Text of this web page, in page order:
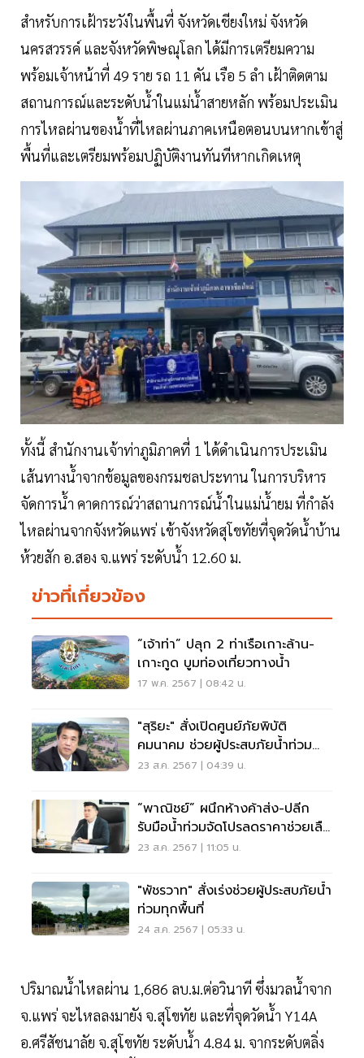
สำหรับการเฝ้าระวังในพื้นที่ จังหวัดเชียงใหม่ จังหวัด
นครสวรรค์ และจังหวัดพิษณุโลก ได้มีการเตรียมความ
พร้อมเจ้าหน้าที่ 49 ราย รถ 11 คัน เรือ 5 ลำ เฝ้าติดตาม
สถานการณ์และระดับน้ำในแม่น้ำสายหลัก พร้อมประเมิน
การไหลผ่านของน้ำที่ไหลผ่านภาคเหนือตอนบนหากเข้าสู่
พื้นที่และเตรียมพร้อมปฏิบัติงานทันทีหากเกิดเหตุ
ทั้งนี้ สำนักงานเจ้าท่าภูมิภาคที่ 1 ได้ดำเนินการประเมิน
เส้นทางน้ำจากข้อมูลของกรมชลประทาน ในการบริหาร
จัดการน้ำ คาดการณ์ว่าสถานการณ์น้ำในแม่น้ำยม ที่กำลัง
ไหลผ่านจากจังหวัดแพร่ เข้าจังหวัดสุโขทัยที่จุดวัดน้ำบ้าน
ห้วยสัก อ.สอง จ.แพร่ ระดับน้ำ 12.60 ม.
ข่าวที่เกี่ยวข้อง
“เจ้าท่า” ปลุก 2 ท่าเรือเกาะล้าน-
เกาะกูด บูมท่องเที่ยวทางน้ำ
17 พ.ค. 2567 | 08:42 น.
"สุริยะ" สั่งเปิดศูนย์ภัยพิบัติ
คมนาคม ช่วยผู้ประสบภัยน้ำท่วม
ภาคเหนือ
23 ส.ค. 2567 | 04:39 น.
“พาณิชย์” ผนึกห้างค้าส่ง-ปลีก
รับมือน้ำท่วมจัดโปรลดราคาช่วยเลื
อประชาชน
23 ส.ค. 2567 | 11:05 น.
"พัชรวาท" สั่งเร่งช่วยผู้ประสบภัยน้ำ
ท่วมทุกพื้นที่
24 ส.ค. 2567 | 05:33 น.
ปริมาณน้ำไหลผ่าน 1,686 ลบ.ม.ต่อวินาที ซึ่งมวลน้ำจาก
จ.แพร่ จะไหลลงมายัง จ.สุโขทัย และที่จุดวัดน้ำ Y14A
อ.ศรีสัชนาลัย จ.สุโขทัย ระดับน้ำ 4.84 ม. จากระดับตลิ่ง